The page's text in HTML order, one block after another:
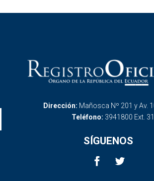
Dirección: Mañosca Nº 201 y Av.
Teléfono: 3941800 Ext.
SÍGUENOS